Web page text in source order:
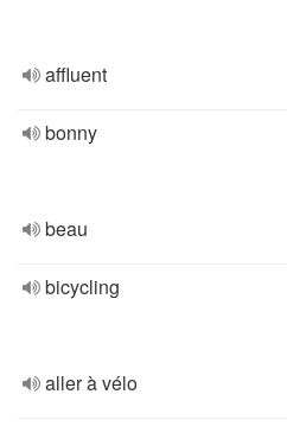
affluent
bonny
beau
bicycling
aller à vélo